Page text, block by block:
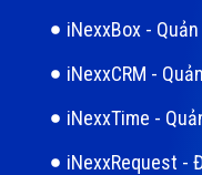
iNexxBox -
iNexxCRM -
iNexxTime -
iNexxRequest -